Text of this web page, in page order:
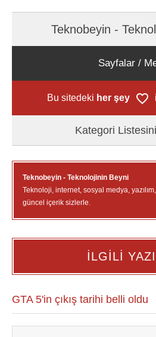
Teknobeyin -
Sayfalar /
Bu sitedeki her şey
Kategori
Teknobeyin - Teknolojinin Beyni
Teknoloji, internet, sosyal medya,
güncel içerik sizlerle.
İLGİLİ
GTA 5'in çıkış tarihi belli oldu